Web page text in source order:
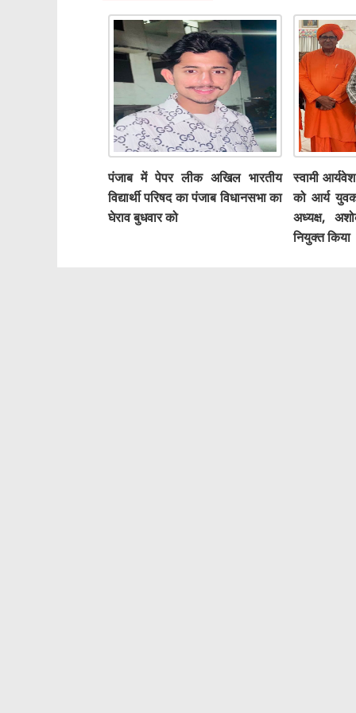
पंजाब में पेपर लीक अखिल भारतीय
विद्यार्थी परिषद का पंजाब विधानसभा का
घेराव बुधवार को
स्वामी
को आर्य
अध्यक्ष,
नियुक्त किया